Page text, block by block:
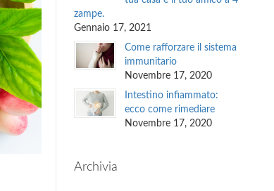
zampe.
Gennaio 17, 2021
Come rafforzare il sistema
immunitario
Novembre 17, 2020
Intestino infiammato:
ecco come rimediare
Novembre 17, 2020
Archivia